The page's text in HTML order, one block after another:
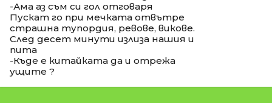
-Ама аз съм си гол отговаря
Пускат го при мечката отвътре
страшна тупордия, ревове, викове.
След десет минути излиза нашия и
пита
-Къде е китайката да и отрежа
ущите ?